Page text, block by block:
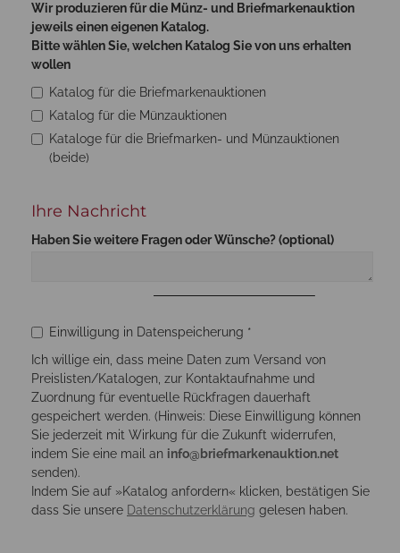
Wir produzieren für die Münz- und Briefmarkenauktion
jeweils einen eigenen Katalog.
Bitte wählen Sie, welchen Katalog Sie von uns erhalten
wollen
Katalog für die Briefmarkenauktionen
Katalog für die Münzauktionen
Kataloge für die Briefmarken- und Münzauktionen
(beide)
Ihre Nachricht
Haben Sie weitere Fragen oder Wünsche? (optional)
Einwilligung in Datenspeicherung *
Ich willige ein, dass meine Daten zum Versand von
Preislisten/Katalogen, zur Kontaktaufnahme und
Zuordnung für eventuelle Rückfragen dauerhaft
gespeichert werden. (Hinweis: Diese Einwilligung können
Sie jederzeit mit Wirkung für die Zukunft widerrufen,
indem Sie eine mail an info@briefmarkenauktion.net
senden).
Indem Sie auf »Katalog anfordern« klicken, bestätigen Sie
dass Sie unsere Datenschutzerklärung gelesen haben.